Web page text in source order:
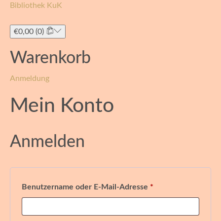
Bibliothek KuK
€0,00 (0)
Warenkorb
Anmeldung
Mein Konto
Anmelden
Benutzername oder E-Mail-Adresse *